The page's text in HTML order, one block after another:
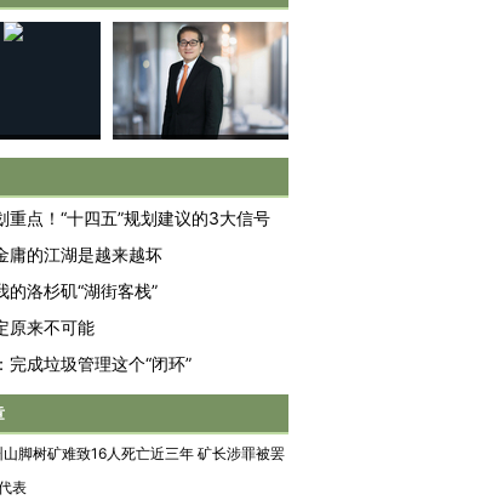
万
3种
度Z世代 用街头抗争将教
育部长拱下台
机”？难民潮撕裂西班牙
飞地休达
链博
重点！“十四五”规划建议的3大信号
庸的江湖是越来越坏
的洛杉矶“湖街客栈”
原来不可能
完成垃圾管理这个“闭环”
山脚树矿难致16人死亡近三年 矿长涉罪被罢
表